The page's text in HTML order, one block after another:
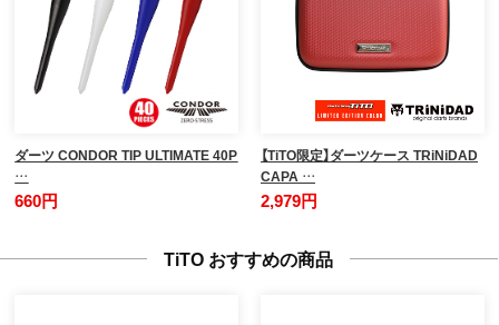
ダーツ CONDOR TIP ULTIMATE 40P
…
660円
【TiTO限定】ダーツケース TRiNiDAD
CAPA …
2,979円
TiTO おすすめの商品